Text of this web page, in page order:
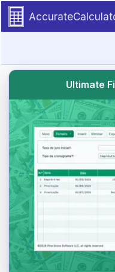
Go to tutorial content
Ultimate